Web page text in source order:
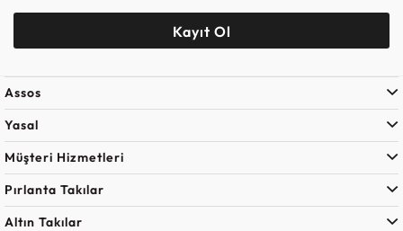
Kayıt Ol
Assos
Yasal
Müşteri Hizmetleri
Pırlanta Takılar
Altın Takılar